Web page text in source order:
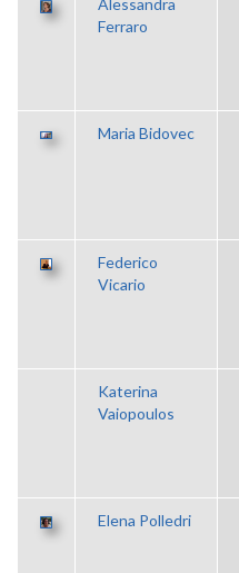
Alessandra
Ferraro
Maria Bidovec
Federico
Vicario
Katerina
Vaiopoulos
Elena Polledri